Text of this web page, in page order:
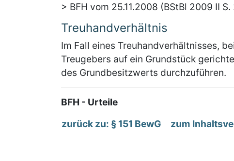
> BFH vom 25.11.2008 (BStBl 2009 II S.
Treuhandverhältnis
Im Fall eines Treuhandverhältnisses,
Treugebers auf ein Grundstück
des Grundbesitzwerts durchzuführen.
BFH - Urteile
zurück zu: § 151 BewG
zum